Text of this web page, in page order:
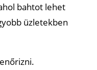
bahtot lehet
üzletekben